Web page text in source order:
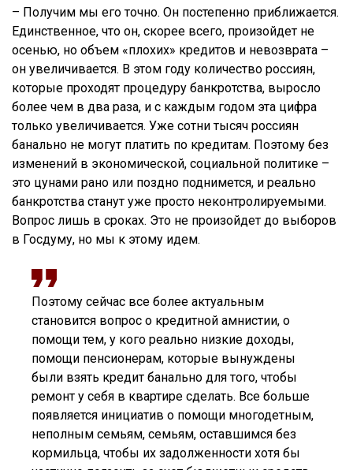
– Получим мы его точно. Он постепенно приближается.
Единственное, что он, скорее всего, произойдет не
осенью, но объем «плохих» кредитов и невозврата –
он увеличивается. В этом году количество россиян,
которые проходят процедуру банкротства, выросло
более чем в два раза, и с каждым годом эта цифра
только увеличивается. Уже сотни тысяч россиян
банально не могут платить по кредитам. Поэтому без
изменений в экономической, социальной политике –
это цунами рано или поздно поднимется, и реально
банкротства станут уже просто неконтролируемыми.
Вопрос лишь в сроках. Это не произойдет до выборов
в Госдуму, но мы к этому идем.
Поэтому сейчас все более актуальным
становится вопрос о кредитной амнистии, о
помощи тем, у кого реально низкие доходы,
помощи пенсионерам, которые вынуждены
были взять кредит банально для того, чтобы
ремонт у себя в квартире сделать. Все больше
появляется инициатив о помощи многодетным,
неполным семьям, семьям, оставшимся без
кормильца, чтобы их задолженности хотя бы